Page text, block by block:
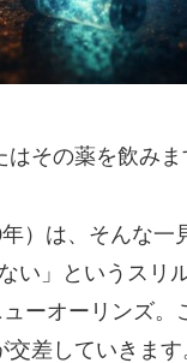
その薬を飲みま
）は、そんな一
い」というスリ
ーオーリンズ。
差していきます